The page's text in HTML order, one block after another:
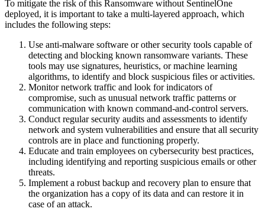
To mitigate the risk of this Ransomware without SentinelOne
deployed, it is important to take a multi-layered approach, which
includes the following steps:
Use anti-malware software or other security tools capable of
detecting and blocking known ransomware variants. These
tools may use signatures, heuristics, or machine learning
algorithms, to identify and block suspicious files or activities.
Monitor network traffic and look for indicators of
compromise, such as unusual network traffic patterns or
communication with known command-and-control servers.
Conduct regular security audits and assessments to identify
network and system vulnerabilities and ensure that all security
controls are in place and functioning properly.
Educate and train employees on cybersecurity best practices,
including identifying and reporting suspicious emails or other
threats.
Implement a robust backup and recovery plan to ensure that
the organization has a copy of its data and can restore it in
case of an attack.